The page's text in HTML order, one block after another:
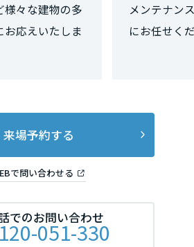
様々な建物の多
お応えいたしま
メンテナン
にお任せく
来場予約する
で問い合わせる
でのお問い合わせ
051-330